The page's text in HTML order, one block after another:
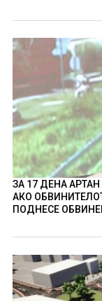
ЗА 17 ДЕНА
АКО
ПОДНЕСЕ